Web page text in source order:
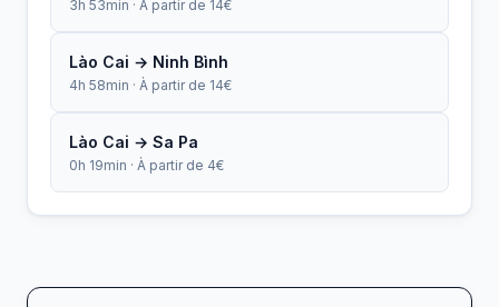
3h 53min · À partir de 14€
Lào Cai → Ninh Bình
4h 58min · À partir de 14€
Lào Cai → Sa Pa
0h 19min · À partir de 4€